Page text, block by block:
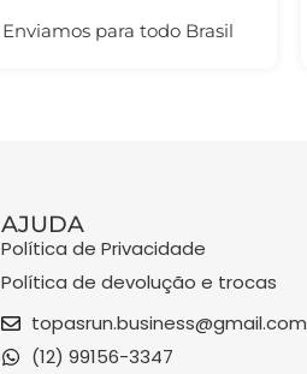
Enviamos para todo Brasil
AJUDA
Política de Privacidade
Política de devolução e trocas
topasrun.business@gmail.com
(12) 99156-3347